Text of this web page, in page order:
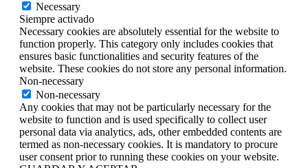
Necessary
Siempre activado
Necessary cookies are absolutely essential for the website to
function properly. This category only includes cookies that
ensures basic functionalities and security features of the
website. These cookies do not store any personal information.
Non-necessary
Non-necessary
Any cookies that may not be particularly necessary for the
website to function and is used specifically to collect user
personal data via analytics, ads, other embedded contents are
termed as non-necessary cookies. It is mandatory to procure
user consent prior to running these cookies on your website.